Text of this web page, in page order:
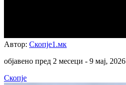
Автор: Скопје1.мк
објавено пред 2 месеци - 9 мај, 2026
Скопје